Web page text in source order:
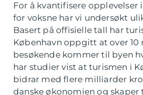
For å kvantifisere opplevelser
for voksne har vi undersøkt
Basert på offisielle tall har
København oppgitt at over
besøkende kommer til byen
har studier vist at turismen i
bidrar med flere milliarder
danske økonomien og skaper